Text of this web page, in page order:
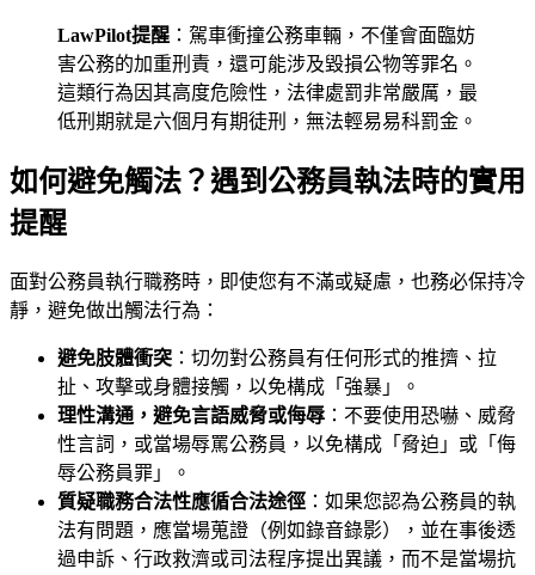
LawPilot提醒 ：駕車衝撞公務車輛，不僅會面臨妨
害公務的加重刑責，還可能涉及毀損公物等罪名。
這類行為因其高度危險性，法律處罰非常嚴厲，最
低刑期就是六個月有期徒刑，無法輕易易科罰金。
如何避免觸法？遇到公務員執法時的實用
提醒
面對公務員執行職務時，即使您有不滿或疑慮，也務必保持冷
靜，避免做出觸法行為：
避免肢體衝突 ：切勿對公務員有任何形式的推擠、拉
扯、攻擊或身體接觸，以免構成「強暴」。
理性溝通，避免言語威脅或侮辱 ：不要使用恐嚇、威脅
性言詞，或當場辱罵公務員，以免構成「脅迫」或「侮
辱公務員罪」。
質疑職務合法性應循合法途徑 ：如果您認為公務員的執
法有問題，應當場蒐證（例如錄音錄影），並在事後透
過申訴、行政救濟或司法程序提出異議，而不是當場抗